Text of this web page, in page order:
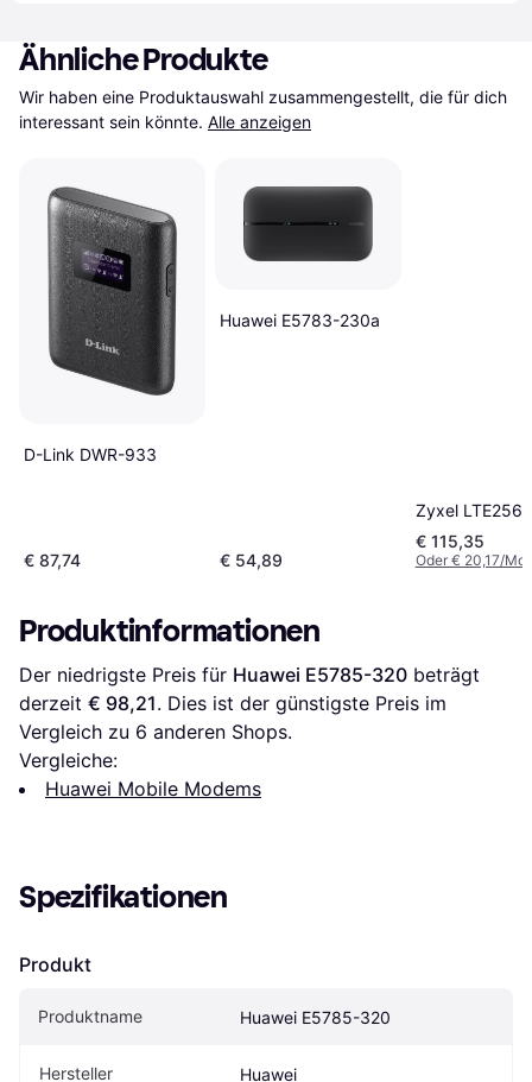
Ähnliche Produkte
Wir haben eine Produktauswahl zusammengestellt, die für dich
interessant sein könnte. Alle anzeigen
D-Link DWR-933
€ 87,74
Huawei E5783-230a
€ 54,89
Zyxel
€ 115,35
Oder € 20,17/
Produktinformationen
Der niedrigste Preis für Huawei E5785-320 beträgt
derzeit € 98,21. Dies ist der günstigste Preis im
Vergleich zu 6 anderen Shops.
Vergleiche:
Huawei Mobile Modems
Spezifikationen
Produkt
Produktname Huawei E5785-320
Hersteller Huawei